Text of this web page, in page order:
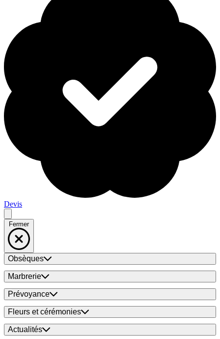
Devis
Fermer
Obsèques
Marbrerie
Prévoyance
Fleurs et cérémonies
Actualités